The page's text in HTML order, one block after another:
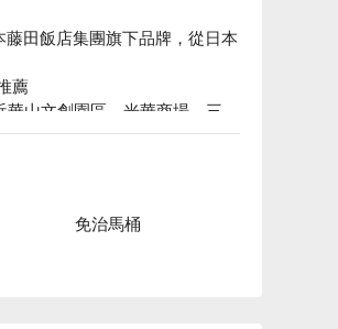
田飯店集團旗下品牌，從日本
薦
山文創園區、光華商場、三
潔噴霧、空氣清淨機等，更引
評。
台北飯店休息方案立刻查看⬇︎
免治馬桶